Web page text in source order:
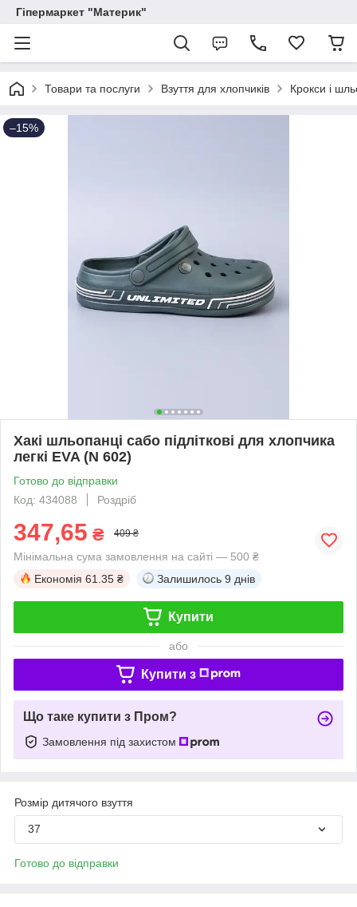
Гіпермаркет "Материк"
Товари та послуги Взуття для хлопчиків Крокси і
–15%
Хакі шльопанці сабо підліткові для хлопчика
легкі EVA (N 602)
Готово до відправки
Код: 434088
Роздріб
347,65 ₴ 409 ₴
Мінімальна сума замовлення на сайті — 500 ₴
Економія 61.35 ₴ Залишилось 9 днів
Купити
або
Купити з
Що таке купити з Пром?
Замовлення під захистом
Розмір дитячого взуття
37
Готово до відправки